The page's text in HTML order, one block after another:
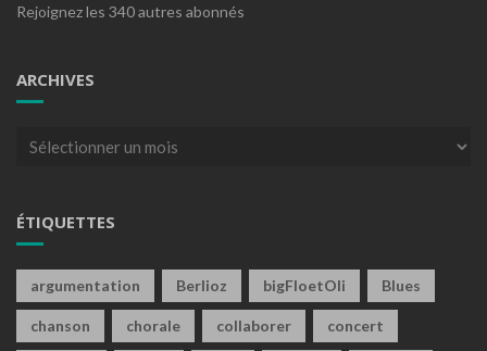
Rejoignez les 340 autres abonnés
ARCHIVES
Archives
ÉTIQUETTES
argumentation Berlioz bigFloetOli Blues
chanson chorale collaborer concert